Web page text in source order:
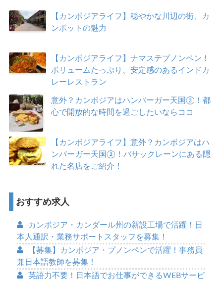
【カンボジアライフ】穏やかな川辺の街、カ
ンポットの魅力
【カンボジアライフ】ナマステプノンペン！
ボリュームたっぷり、安定感のあるインドカ
レーレストラン
意外？カンボジアはハンバーガー天国③！都
心で開放的な時間を過ごしたいならココ
【カンボジアライフ】意外？カンボジアはハ
ンバーガー天国②！バサックレーンにある隠
れた名店をご紹介！
おすすめ求人
カンボジア・カンダール州の新設工場で活躍！日
本人通訳・業務サポートスタッフを募集！
【募集】カンボジア・プノンペンで活躍！事務員
兼日本語教師を募集！
英語力不要！日本語でお仕事ができるWEBサービ